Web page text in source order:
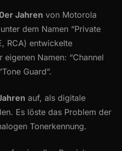
Jahren von Motorola
dem Namen “Private
RCA) entwickelte
Namen: “Channel
Guard”.
auf, als digitale
Es löste das Problem der
Tonerkennung.